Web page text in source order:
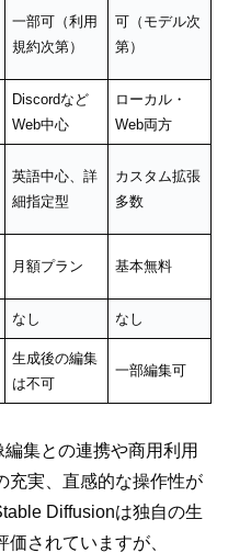
一部可（利用
規約次第）
可（モデル次
第）
Discordなど
Web中心
ローカル・
Web両方
英語中心、詳
細指定型
カスタム拡張
多数
月額プラン 基本無料
なし なし
生成後の編集
は不可
一部編集可
集との連携や商用利用
充実、直感的な操作性が
Diffusionは独自の生
されていますが、